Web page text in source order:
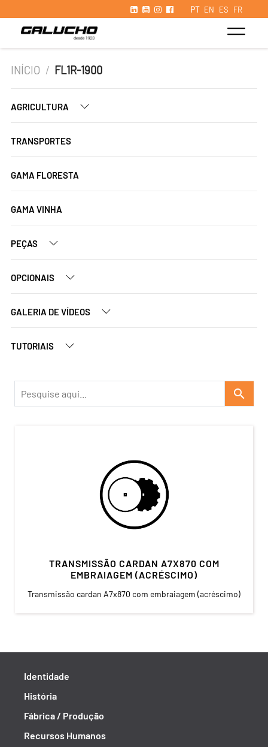
PT EN ES FR
INÍCIO / FL1R-1900
AGRICULTURA
TRANSPORTES
GAMA FLORESTA
GAMA VINHA
PEÇAS
OPCIONAIS
GALERIA DE VÍDEOS
TUTORIAIS
search
TRANSMISSÃO CARDAN A7X870 COM
EMBRAIAGEM (ACRÉSCIMO)
Transmissão cardan A7x870 com embraiagem (acréscimo)
Identidade
História
Fábrica / Produção
Recursos Humanos